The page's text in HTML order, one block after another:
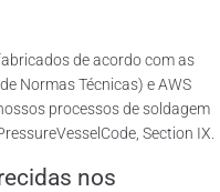
de acordo com as
Normas Técnicas) e AWS
processos de soldagem
Section IX.
nos